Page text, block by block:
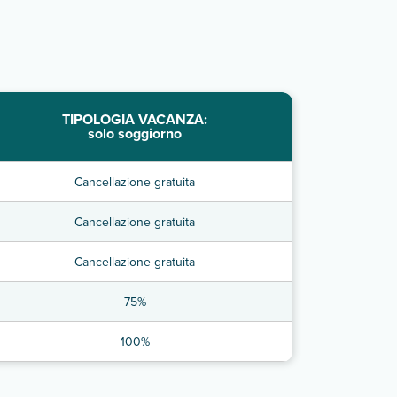
TIPOLOGIA VACANZA:
solo soggiorno
Cancellazione gratuita
Cancellazione gratuita
Cancellazione gratuita
75%
100%